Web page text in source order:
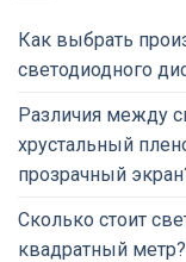
Как выбрать
светодиодного
Различия между
хрустальный
прозрачный
Сколько стоит
квадратный метр?